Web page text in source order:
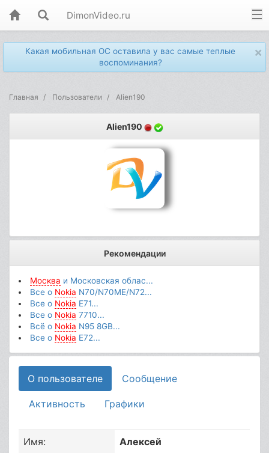
DimonVideo.ru
×
Какая мобильная ОС оставила у вас самые теплые
воспоминания?
Главная Пользователи Alien190
Alien190
Рекомендации
Москва и Московская облас...
Все о Nokia N70/N70ME/N72...
Все о Nokia E71...
Все о Nokia 7710...
Всё о Nokia N95 8GB...
Все о Nokia E72...
О пользователе Сообщение
Активность Графики
Имя:
Алексей